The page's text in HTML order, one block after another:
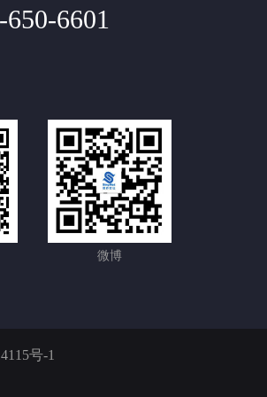
650-6601
微博
号-1